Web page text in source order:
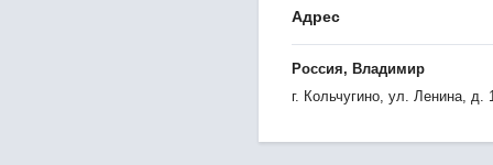
Адрес
Россия, Владимир
г. Кольчугино, ул. Ленина, д.